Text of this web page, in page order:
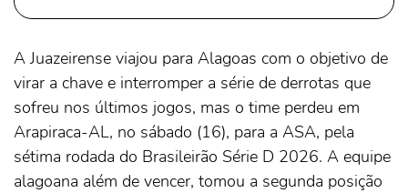
A Juazeirense viajou para Alagoas com o objetivo de
virar a chave e interromper a série de derrotas que
sofreu nos últimos jogos, mas o time perdeu em
Arapiraca-AL, no sábado (16), para a ASA, pela
sétima rodada do Brasileirão Série D 2026. A equipe
alagoana além de vencer, tomou a segunda posição